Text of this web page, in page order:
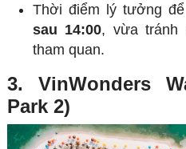
Thời điểm lý tưởng
sau 14:00, vừa tránh
tham quan.
3. VinWonders
Park 2)